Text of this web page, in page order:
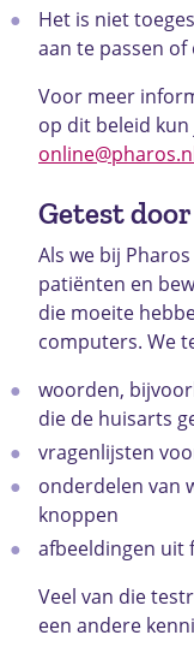
Het is niet
aan te passen
Voor meer
op dit beleid
Getest
Als we bij
patiënten en
die moeite
computers. We
woorden,
die de huisarts
vragenlijsten
onderdelen van
knoppen
afbeeldingen uit
Veel van die
een andere